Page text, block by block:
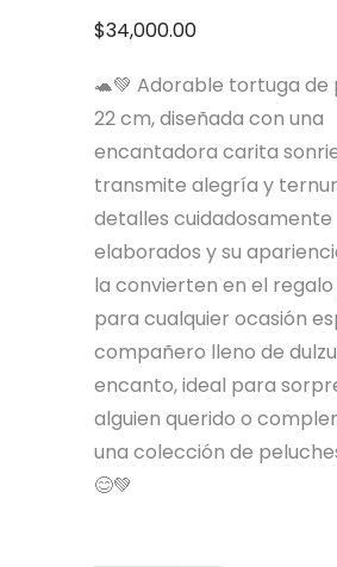
$34,000.00
🐢💚 Adorable tortuga de
22 cm, diseñada con una
encantadora carita
transmite alegría y
detalles cuidadosamente
elaborados y su
la convierten en el
para cualquier ocasión
compañero lleno de
encanto, ideal para
alguien querido o
una colección de
😊💚